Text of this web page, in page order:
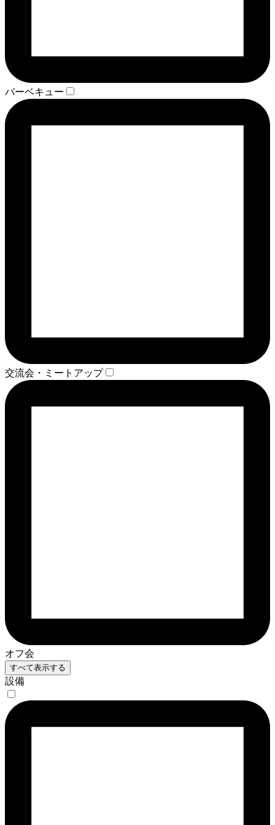
バーベキュー
交流会・ミートアップ
オフ会
すべて表示する
設備